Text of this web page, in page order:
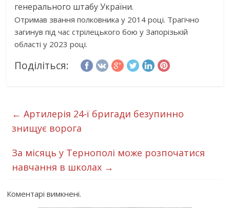
генерального штабу України.
Отримав звання полковника у 2014 році. Трагічно
загинув під час стрілецького бою у Запорізькій
області у 2023 році.
Поділіться:
← Артилерія 24-ї бригади безупинно
знищує ворога
За місяць у Тернополі може розпочатися
навчання в школах →
Коментарі вимкнені.